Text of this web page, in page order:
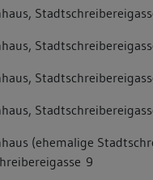
(ehemalige
9